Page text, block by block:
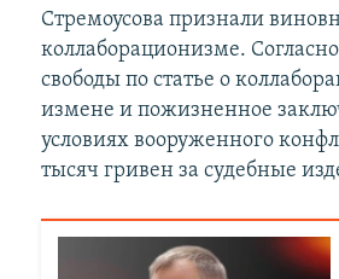
Стремоусова признали
коллаборационизме.
свободы по статье о
измене и пожизненное
условиях вооруженного
тысяч гривен за судебные